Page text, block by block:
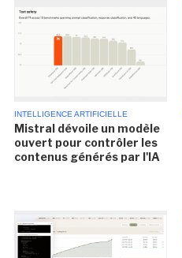
INTELLIGENCE ARTIFICIELLE
Mistral dévoile un modèle
ouvert pour contrôler les
contenus générés par l'IA